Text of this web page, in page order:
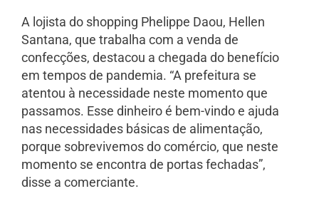
A lojista do shopping Phelippe Daou, Hellen
Santana, que trabalha com a venda de
confecções, destacou a chegada do benefício
em tempos de pandemia. “A prefeitura se
atentou à necessidade neste momento que
passamos. Esse dinheiro é bem-vindo e ajuda
nas necessidades básicas de alimentação,
porque sobrevivemos do comércio, que neste
momento se encontra de portas fechadas”,
disse a comerciante.